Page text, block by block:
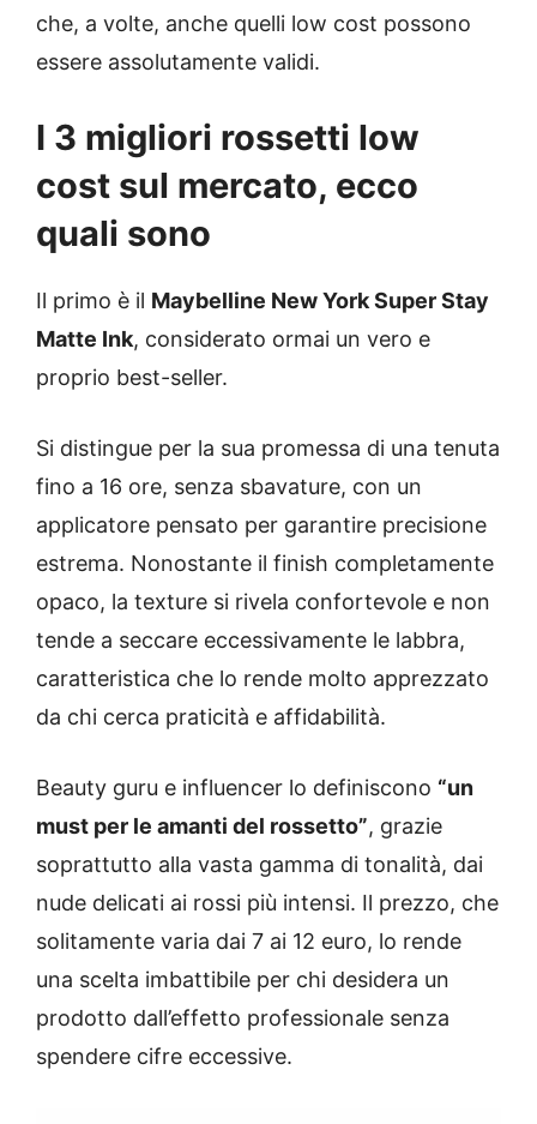
che, a volte, anche quelli low cost possono
essere assolutamente validi.
I 3 migliori rossetti low
cost sul mercato, ecco
quali sono
Il primo è il Maybelline New York Super Stay
Matte Ink, considerato ormai un vero e
proprio best-seller.
Si distingue per la sua promessa di una tenuta
fino a 16 ore, senza sbavature, con un
applicatore pensato per garantire precisione
estrema. Nonostante il finish completamente
opaco, la texture si rivela confortevole e non
tende a seccare eccessivamente le labbra,
caratteristica che lo rende molto apprezzato
da chi cerca praticità e affidabilità.
Beauty guru e influencer lo definiscono “un
must per le amanti del rossetto”, grazie
soprattutto alla vasta gamma di tonalità, dai
nude delicati ai rossi più intensi. Il prezzo, che
solitamente varia dai 7 ai 12 euro, lo rende
una scelta imbattibile per chi desidera un
prodotto dall’effetto professionale senza
spendere cifre eccessive.